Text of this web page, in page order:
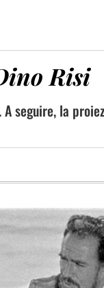
Risi
seguire, la